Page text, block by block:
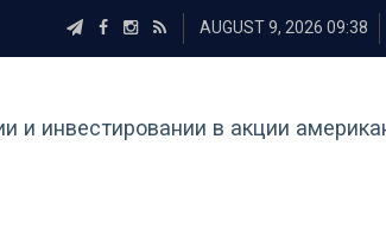
AUGUST 9, 2026 09:38
и инвестировании в акции